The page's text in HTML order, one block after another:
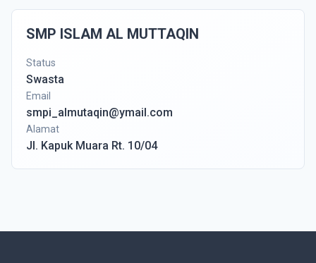
SMP ISLAM AL MUTTAQIN
Status
Swasta
Email
smpi_almutaqin@ymail.com
Alamat
Jl. Kapuk Muara Rt. 10/04